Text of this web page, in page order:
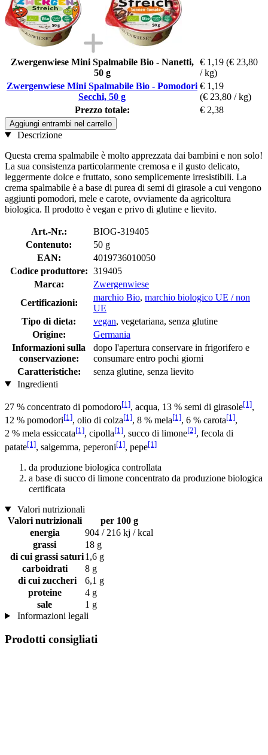
Zwergenwiese Mini Spalmabile Bio - Nanetti,
50 g
€ 1,19 (€ 23,80
/ kg)
Zwergenwiese Mini Spalmabile Bio - Pomodori
Secchi, 50 g
€ 1,19
(€ 23,80 / kg)
Prezzo totale:
€ 2,38
Aggiungi entrambi nel carrello
Descrizione
Questa crema spalmabile è molto apprezzata dai bambini e non solo!
La sua consistenza particolarmente cremosa e il gusto delicato,
leggermente dolce e fruttato, sono semplicemente irresistibili. La
crema spalmabile è a base di purea di semi di girasole a cui vengono
aggiunti pomodori, mele e carote, ovviamente da agricoltura
biologica. Il prodotto è vegan e privo di glutine e lievito.
Art.-Nr.:
BIOG-319405
Contenuto:
50 g
EAN:
4019736010050
Codice produttore: 319405
Marca:
Zwergenwiese
Certificazioni:
marchio Bio, marchio biologico UE / non
UE
Tipo di dieta:
vegan, vegetariana, senza glutine
Origine:
Germania
Informazioni sulla
conservazione:
dopo l'apertura conservare in frigorifero e
consumare entro pochi giorni
Caratteristiche:
senza glutine, senza lievito
Ingredienti
27 % concentrato di pomodoro[1], acqua, 13 % semi di girasole[1],
12 % pomodori[1], olio di colza[1], 8 % mela[1], 6 % carota[1],
2 % mela essiccata[1], cipolla[1], succo di limone[2], fecola di
patate[1], salgemma, peperoni[1], pepe[1]
da produzione biologica controllata
a base di succo di limone concentrato da produzione biologica
certificata
Valori nutrizionali
Valori nutrizionali
per 100 g
energia
904 / 216 kj / kcal
grassi
18 g
di cui grassi saturi1,6 g
carboidrati
8 g
di cui zuccheri
6,1 g
proteine
4 g
sale
1 g
Informazioni legali
Prodotti consigliati